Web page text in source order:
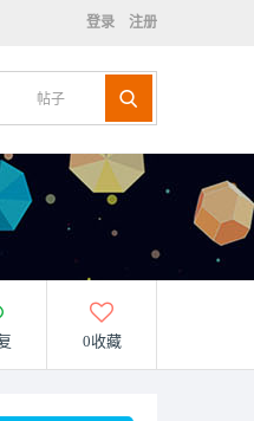
登录 注册
帖子
0收藏